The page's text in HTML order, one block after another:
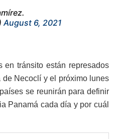
August 6, 2021
en tránsito están represados
Necoclí y el próximo lunes
se reunirán para definir
Panamá cada día y por cuál